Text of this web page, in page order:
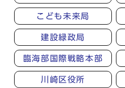
こども未来局
建設緑政局
臨海部国際戦略本部
川崎区役所